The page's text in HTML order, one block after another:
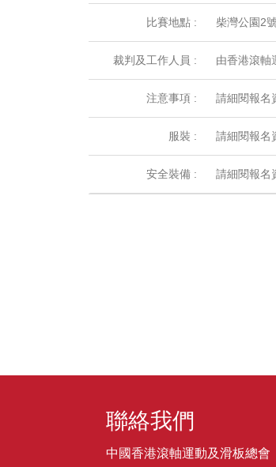
比賽地點 : 柴灣公園2
裁判及工作人員 : 由香港滾軸
注意事項 : 請細閱報名
服裝 : 請細閱報名
安全裝備 : 請細閱報名
聯絡我們
中國香港滾軸運動及滑板總會